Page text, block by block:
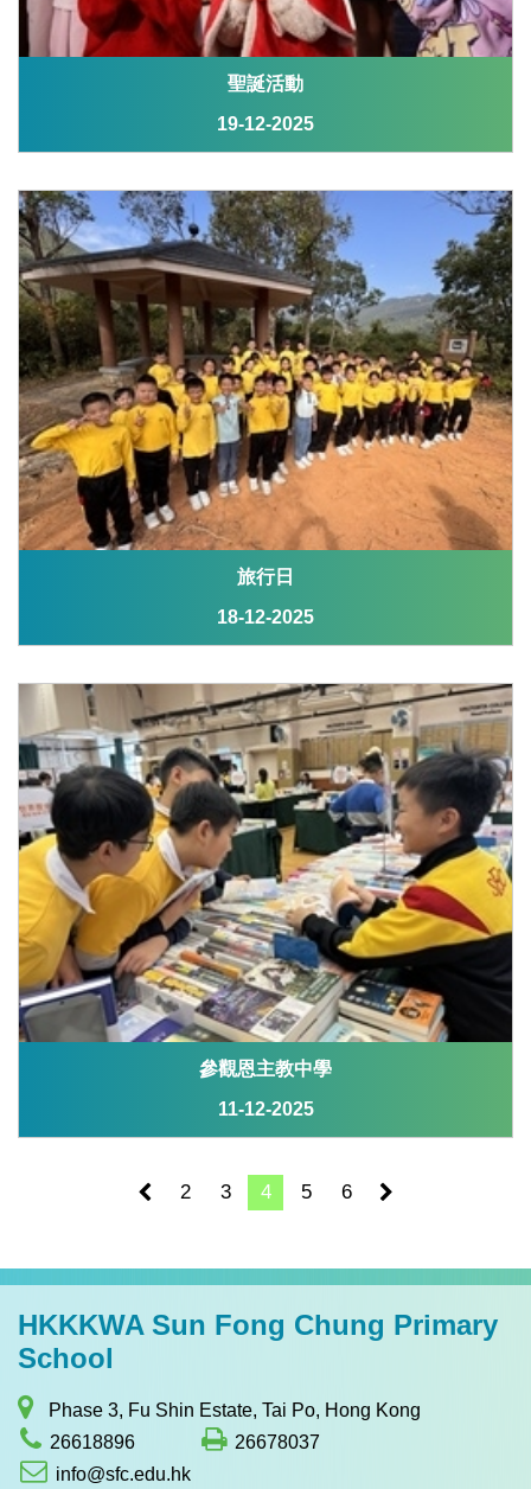
聖誕活動
19-12-2025
旅行日
18-12-2025
參觀恩主教中學
11-12-2025
2 3 4 5 6
HKKKWA Sun Fong Chung Primary
School
Phase 3, Fu Shin Estate, Tai Po, Hong Kong
26618896
26678037
info@sfc.edu.hk